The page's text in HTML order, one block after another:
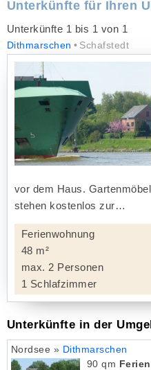
Unterkünfte für Ihren
Unterkünfte 1 bis 1 von 1
Dithmarschen Schafstedt
vor dem Haus.
stehen kostenlos zur
Ferienwohnung
48 m²
max. 2 Personen
1 Schlafzimmer
Unterkünfte in der
Nordsee » Dithmarschen
90 qm